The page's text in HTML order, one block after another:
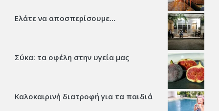
Ελάτε να αποσπερίσουμε…
Σύκα: τα οφέλη στην υγεία μας
Καλοκαιρινή διατροφή για τα παιδιά